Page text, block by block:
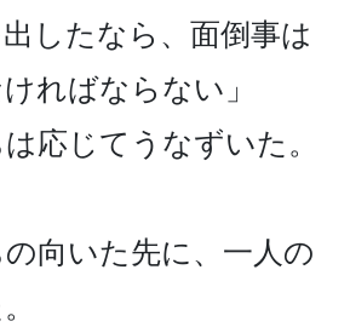
したなら、面倒事は
ればならない」
応じてうなずいた。
向いた先に、一人の